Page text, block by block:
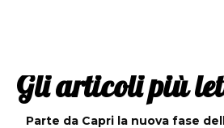
Gli articoli più
Parte da Capri la nuova fase